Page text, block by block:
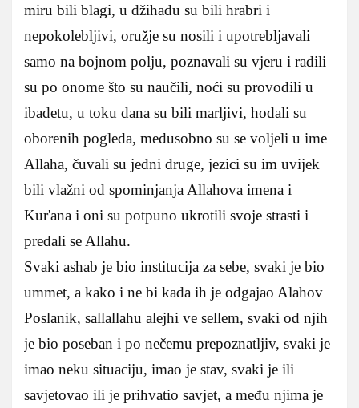
miru bili blagi, u džihadu su bili hrabri i
nepokolebljivi, oružje su nosili i upotrebljavali
samo na bojnom polju, poznavali su vjeru i radili
su po onome što su naučili, noći su provodili u
ibadetu, u toku dana su bili marljivi, hodali su
oborenih pogleda, međusobno su se voljeli u ime
Allaha, čuvali su jedni druge, jezici su im uvijek
bili vlažni od spominjanja Allahova imena i
Kur'ana i oni su potpuno ukrotili svoje strasti i
predali se Allahu.
Svaki ashab je bio institucija za sebe, svaki je bio
ummet, a kako i ne bi kada ih je odgajao Alahov
Poslanik, sallallahu alejhi ve sellem, svaki od njih
je bio poseban i po nečemu prepoznatljiv, svaki je
imao neku situaciju, imao je stav, svaki je ili
savjetovao ili je prihvatio savjet, a među njima je